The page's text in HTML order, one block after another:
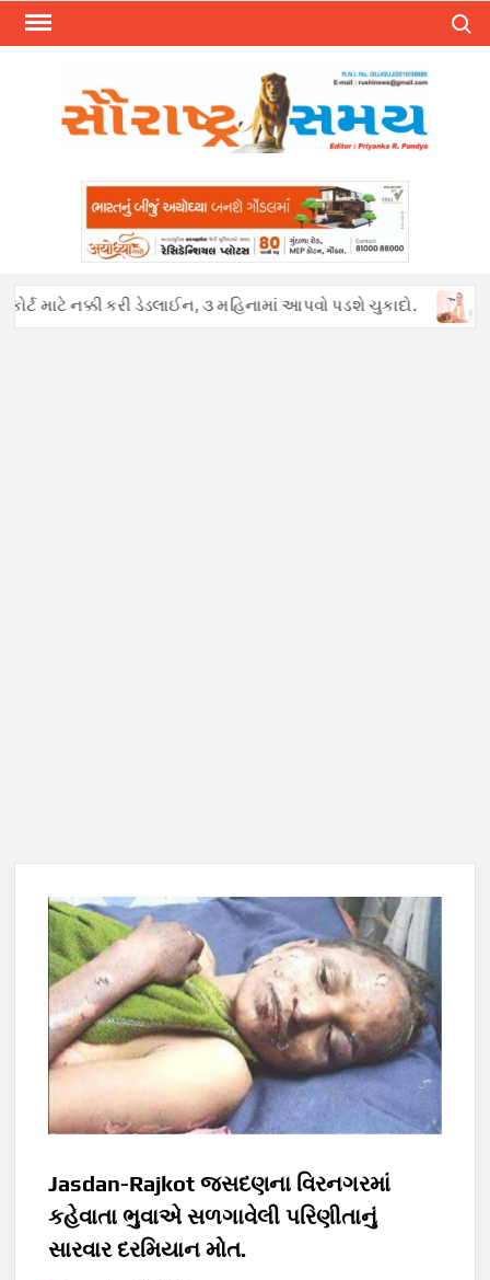
Skip
નક્કી કરી ડેડલાઈન, ૩ મહિનામાં આપવો પડશે ચુકાદો.
Jasdan-Rajkot જસદણના વિરનગરમાં
કહેવાતા ભુવાએ સળગાવેલી પરિણીતાનું
સારવાર દરમિયાન મોત.